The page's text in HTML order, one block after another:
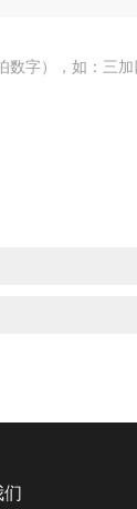
数字），如：三加
们